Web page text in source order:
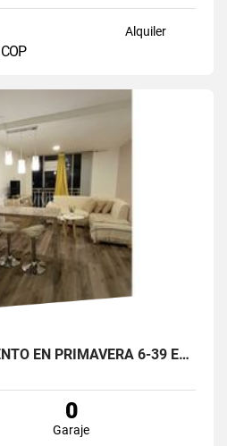
Alquiler
COP
SE VENDE APARTAMENTO EN PRIMAVERA 6-39 ET 2 PUENTE ARANDA
0
Garaje